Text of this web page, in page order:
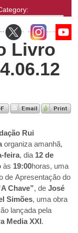
Livro
Rui
organiza amanhã,
feira, dia 12 de
às 19:00horas, uma
de Apresentação do
Chave”, de José
Simões, uma obra
lançada pela
Media XXI.